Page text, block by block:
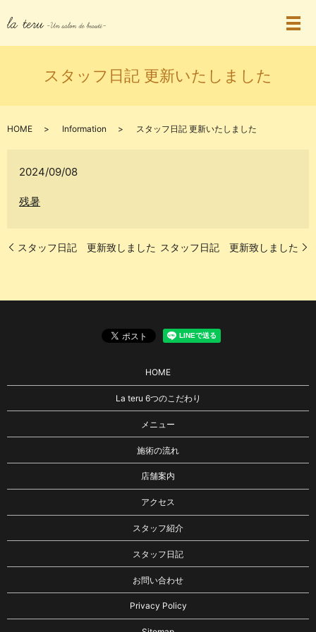
スタッフ日記 更新いたしました
HOME Information スタッフ日記 更新いたしました
2024/09/08
残暑
スタッフ日記 更新致しました スタッフ日記 更新致しました
HOME
La teru 6つのこだわり
メニュー
施術の流れ
店舗案内
アクセス
スタッフ紹介
スタッフ日記
お問い合わせ
Privacy Policy